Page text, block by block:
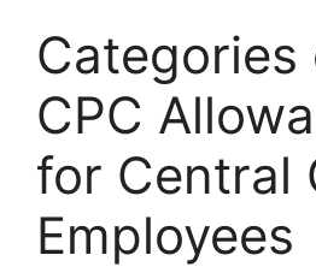
Categories
CPC
for Central
Employees